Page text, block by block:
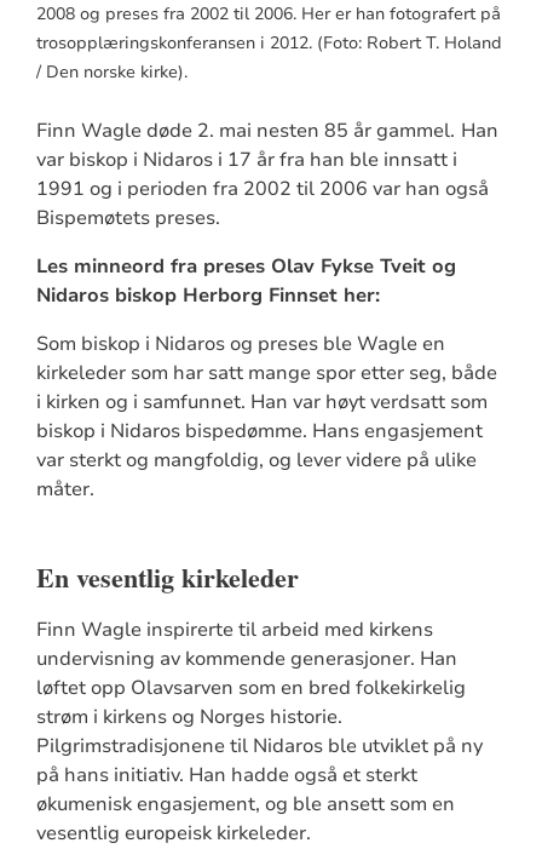
2008 og preses fra 2002 til 2006. Her er han fotografert på
trosopplæringskonferansen i 2012. (Foto: Robert T. Holand
/ Den norske kirke).
Finn Wagle døde 2. mai nesten 85 år gammel. Han
var biskop i Nidaros i 17 år fra han ble innsatt i
1991 og i perioden fra 2002 til 2006 var han også
Bispemøtets preses.
Les minneord fra preses Olav Fykse Tveit og
Nidaros biskop Herborg Finnset her:
Som biskop i Nidaros og preses ble Wagle en
kirkeleder som har satt mange spor etter seg, både
i kirken og i samfunnet. Han var høyt verdsatt som
biskop i Nidaros bispedømme. Hans engasjement
var sterkt og mangfoldig, og lever videre på ulike
måter.
En vesentlig kirkeleder
Finn Wagle inspirerte til arbeid med kirkens
undervisning av kommende generasjoner. Han
løftet opp Olavsarven som en bred folkekirkelig
strøm i kirkens og Norges historie.
Pilgrimstradisjonene til Nidaros ble utviklet på ny
på hans initiativ. Han hadde også et sterkt
økumenisk engasjement, og ble ansett som en
vesentlig europeisk kirkeleder.